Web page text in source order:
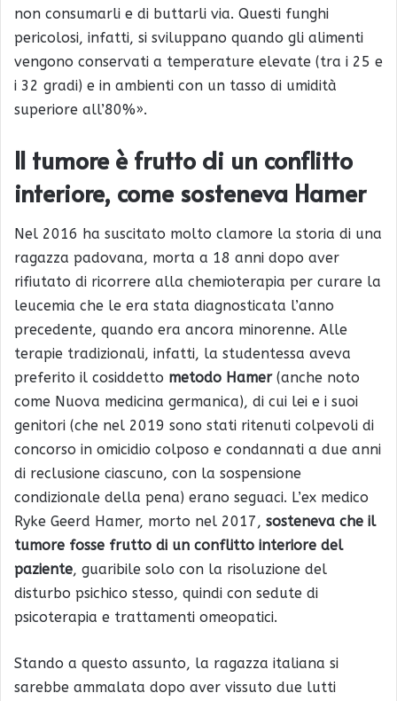
non consumarli e di buttarli via. Questi funghi
pericolosi, infatti, si sviluppano quando gli alimenti
vengono conservati a temperature elevate (tra i 25 e
i 32 gradi) e in ambienti con un tasso di umidità
superiore all’80%».
Il tumore è frutto di un conflitto
interiore, come sosteneva Hamer
Nel 2016 ha suscitato molto clamore la storia di una
ragazza padovana, morta a 18 anni dopo aver
rifiutato di ricorrere alla chemioterapia per curare la
leucemia che le era stata diagnosticata l’anno
precedente, quando era ancora minorenne. Alle
terapie tradizionali, infatti, la studentessa aveva
preferito il cosiddetto metodo Hamer(anche noto
come Nuova medicina germanica), di cui lei e i suoi
genitori (che nel 2019 sono stati ritenuti colpevoli di
concorso in omicidio colposo e condannati a due anni
di reclusione ciascuno, con la sospensione
condizionale della pena) erano seguaci. L’ex medico
Ryke Geerd Hamer, morto nel 2017, sosteneva che il
tumore fosse frutto di un conflitto interiore del
paziente, guaribile solo con la risoluzione del
disturbo psichico stesso, quindi con sedute di
psicoterapia e trattamenti omeopatici.
Stando a questo assunto, la ragazza italiana si
sarebbe ammalata dopo aver vissuto due lutti